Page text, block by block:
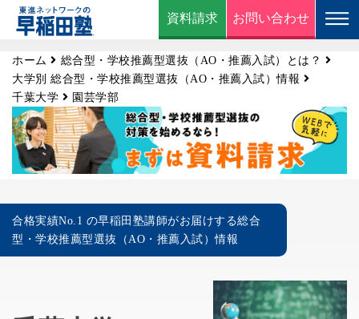
資料請求 お問い合わせ
ホーム
総合型・学校推薦型選抜（AO・推薦入試）とは？
大学別 総合型・学校推薦型選抜（AO・推薦入試）情報
千葉大学
園芸学部
合格実績No.1 の早稲田塾講師がお届けする総合
型・学校推薦型選抜（AO・推薦入試）情報